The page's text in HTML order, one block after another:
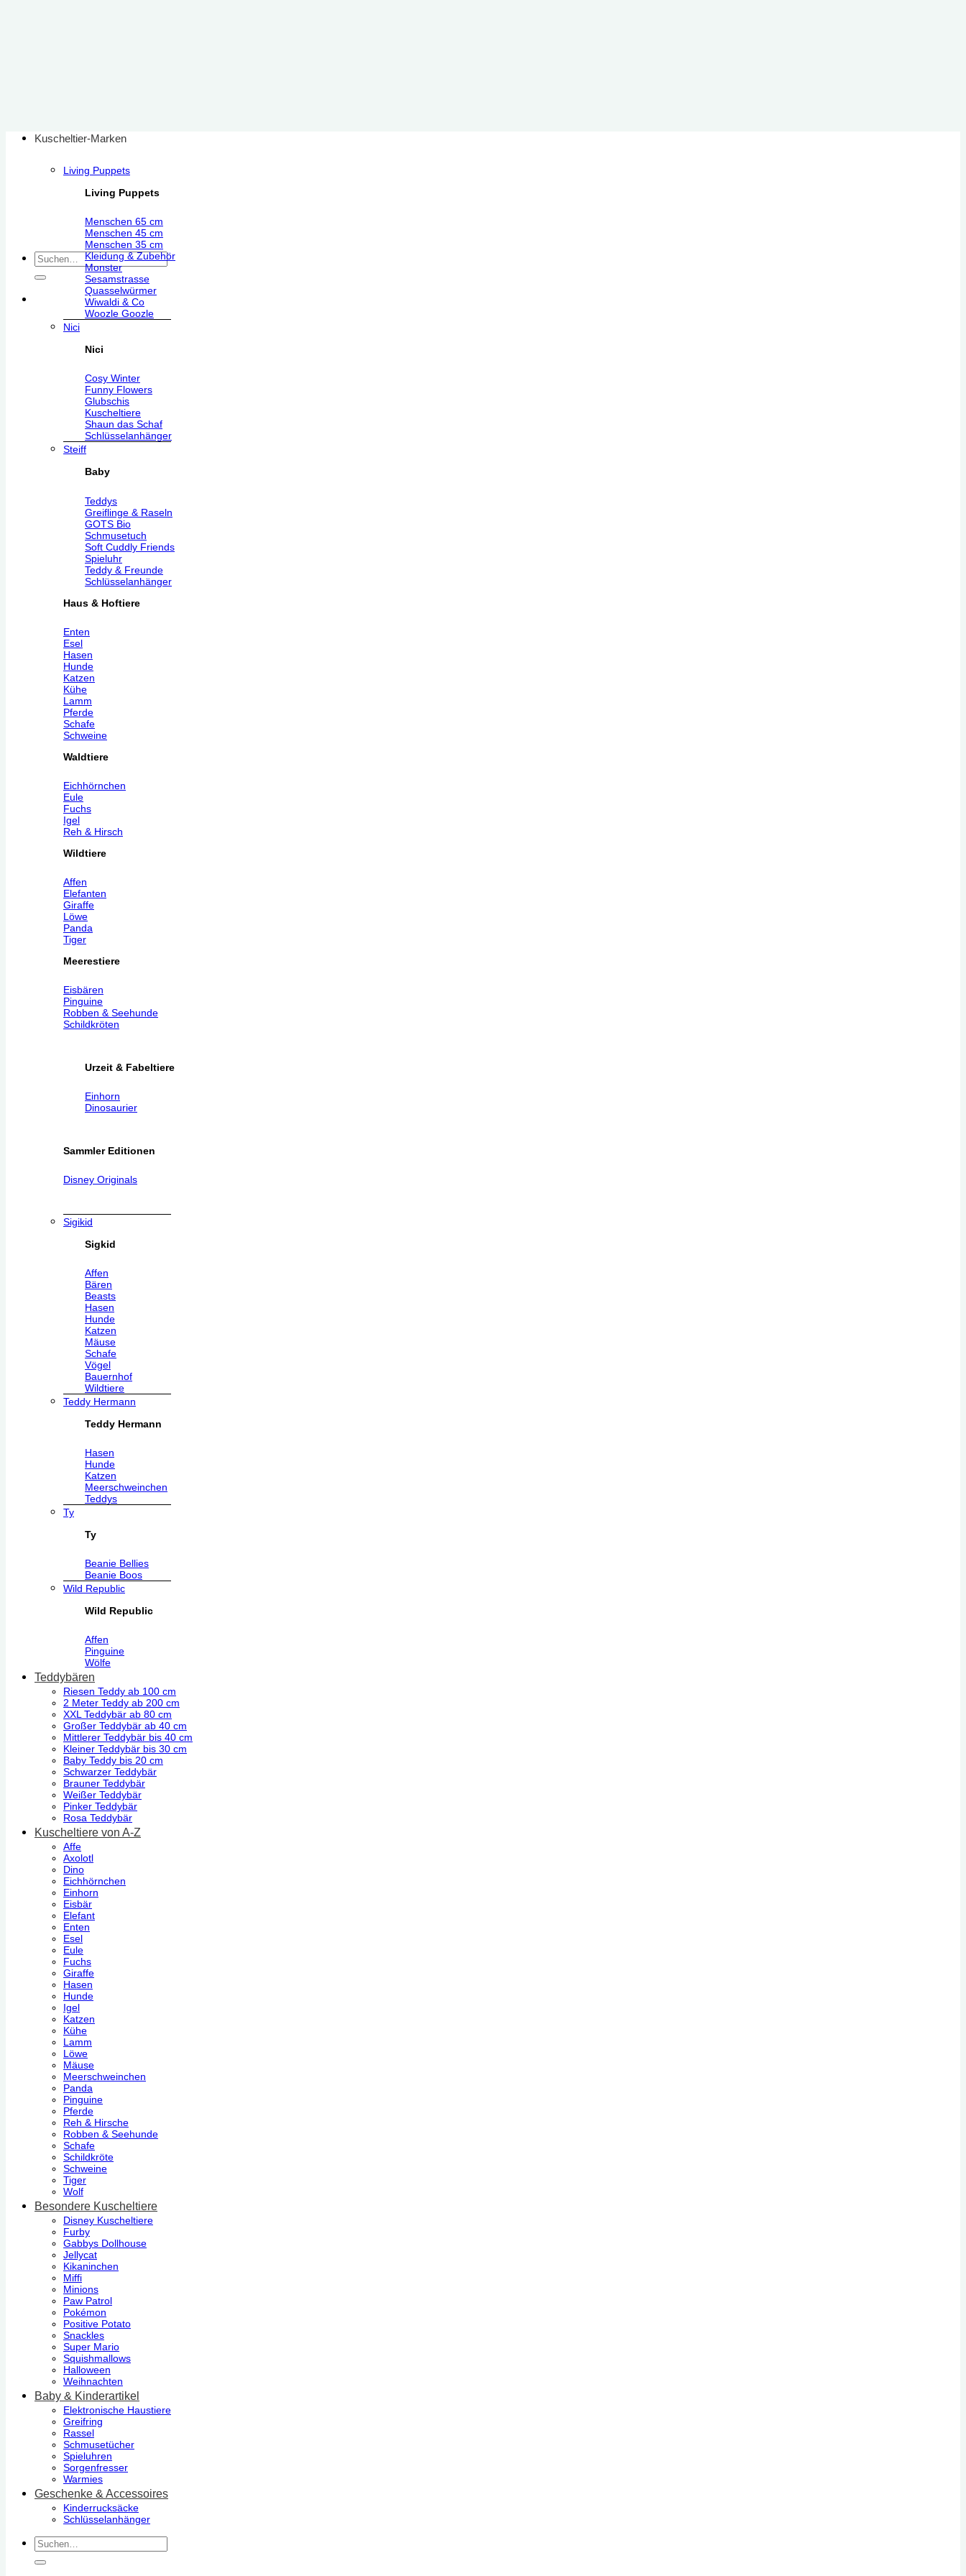
Suchen
Kuscheltier-Marken
Living Puppets
Living Puppets
Menschen 65 cm
Menschen 45 cm
Menschen 35 cm
Kleidung & Zubehör
Monster
Sesamstrasse
Quasselwürmer
Wiwaldi & Co
Woozle Goozle
Nici
Nici
Cosy Winter
Funny Flowers
Glubschis
Kuscheltiere
Shaun das Schaf
Schlüsselanhänger
Steiff
Baby
Teddys
Greiflinge & Raseln
GOTS Bio
Schmusetuch
Soft Cuddly Friends
Spieluhr
Teddy & Freunde
Schlüsselanhänger
Haus & Hoftiere
Enten
Esel
Hasen
Hunde
Katzen
Kühe
Lamm
Pferde
Schafe
Schweine
Waldtiere
Eichhörnchen
Eule
Fuchs
Igel
Reh & Hirsch
Wildtiere
Affen
Elefanten
Giraffe
Löwe
Panda
Tiger
Meerestiere
Eisbären
Pinguine
Robben & Seehunde
Schildkröten
Urzeit & Fabeltiere
Einhorn
Dinosaurier
Sammler Editionen
Disney Originals
Sigikid
Sigkid
Affen
Bären
Beasts
Hasen
Hunde
Katzen
Mäuse
Schafe
Vögel
Bauernhof
Wildtiere
Teddy Hermann
Teddy Hermann
Hasen
Hunde
Katzen
Meerschweinchen
Teddys
Ty
Ty
Beanie Bellies
Beanie Boos
Wild Republic
Wild Republic
Affen
Pinguine
Wölfe
Teddybären
Riesen Teddy ab 100 cm
2 Meter Teddy ab 200 cm
XXL Teddybär ab 80 cm
Großer Teddybär ab 40 cm
Mittlerer Teddybär bis 40 cm
Kleiner Teddybär bis 30 cm
Baby Teddy bis 20 cm
Schwarzer Teddybär
Brauner Teddybär
Weißer Teddybär
Pinker Teddybär
Rosa Teddybär
Kuscheltiere von A-Z
Affe
Axolotl
Dino
Eichhörnchen
Einhorn
Eisbär
Elefant
Enten
Esel
Eule
Fuchs
Giraffe
Hasen
Hunde
Igel
Katzen
Kühe
Lamm
Löwe
Mäuse
Meerschweinchen
Panda
Pinguine
Pferde
Reh & Hirsche
Robben & Seehunde
Schafe
Schildkröte
Schweine
Tiger
Wolf
Besondere Kuscheltiere
Disney Kuscheltiere
Furby
Gabbys Dollhouse
Jellycat
Kikaninchen
Miffi
Minions
Paw Patrol
Pokémon
Positive Potato
Snackles
Super Mario
Squishmallows
Halloween
Weihnachten
Baby & Kinderartikel
Elektronische Haustiere
Greifring
Rassel
Schmusetücher
Spieluhren
Sorgenfresser
Warmies
Geschenke & Accessoires
Kinderrucksäcke
Schlüsselanhänger
Suchen